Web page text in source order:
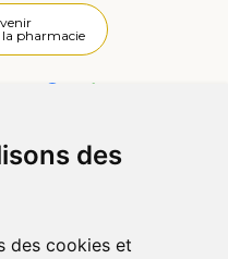
des
des cookies et
pharmacie
?